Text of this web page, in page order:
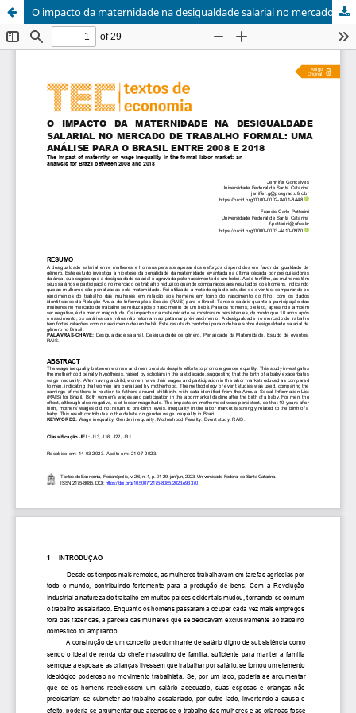
O impacto da maternidade na desigualdade salarial no mercado de trabalho formal: uma análise para o Brasil entre 2008 e 2018